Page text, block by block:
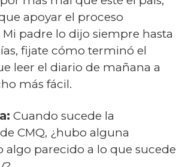
apoyar el proceso
padre lo dijo siempre hasta
fijate cómo terminó el
leer el diario de mañana a
más fácil.
Cuando sucede la
CMQ, ¿hubo alguna
algo parecido a lo que sucede